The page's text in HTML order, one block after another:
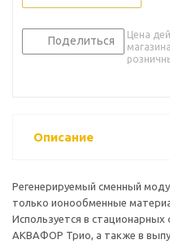
Поделиться
Цена
Описание
Регенерируемый сменный
только ионообменные
Используется в
АКВАФОР Трио, а также в